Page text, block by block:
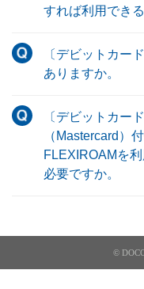
すれば利用でき
〔デビットカー
ありますか。
〔デビットカー
（Mastercard）
FLEXIROAMを
必要ですか。
©